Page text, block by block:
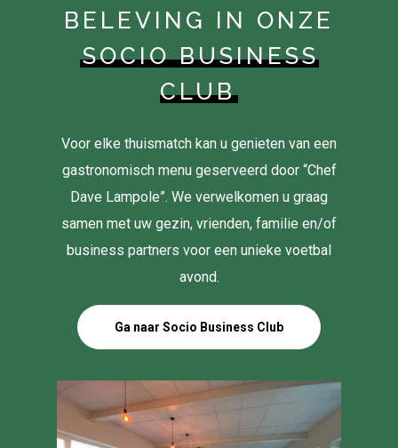
BELEVING IN ONZE
SOCIO BUSINESS
CLUB
Voor elke thuismatch kan u genieten van een
gastronomisch menu geserveerd door “Chef
Dave Lampole”. We verwelkomen u graag
samen met uw gezin, vrienden, familie en/of
business partners voor een unieke voetbal
avond.
Ga naar Socio Business Club